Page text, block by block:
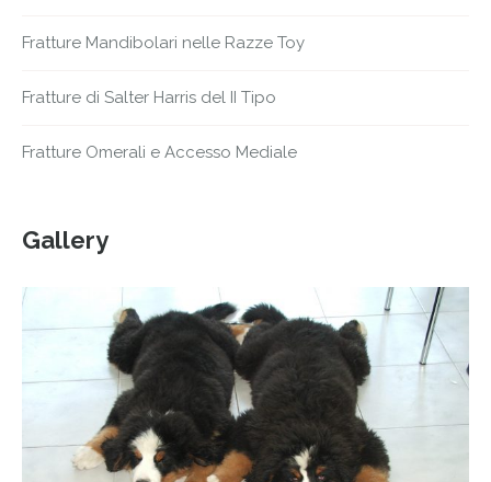
Fratture Mandibolari nelle Razze Toy
Fratture di Salter Harris del II Tipo
Fratture Omerali e Accesso Mediale
Gallery